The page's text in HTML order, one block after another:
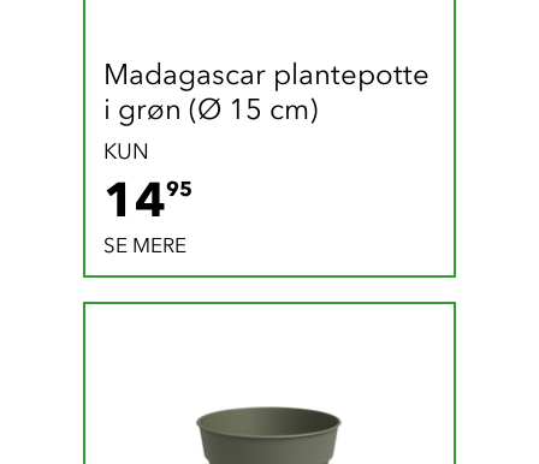
Madagascar plantepotte
i grøn (Ø 15 cm)
KUN
1495
SE MERE